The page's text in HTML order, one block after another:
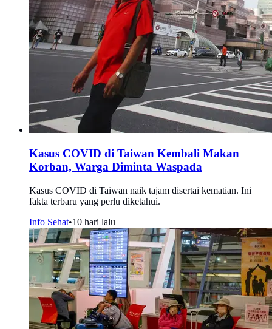
Kasus COVID di Taiwan Kembali Makan
Korban, Warga Diminta Waspada
Kasus COVID di Taiwan naik tajam disertai kematian. Ini
fakta terbaru yang perlu diketahui.
Info Sehat•10 hari lalu